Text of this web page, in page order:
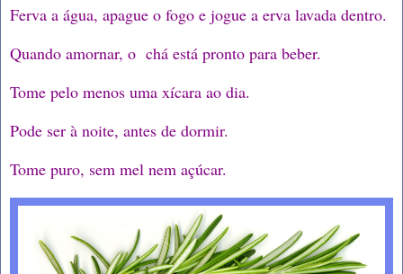
Ferva a água, apague o fogo e jogue a erva lavada dentro.
Quando amornar, o chá está pronto para beber.
Tome pelo menos uma xícara ao dia.
Pode ser à noite, antes de dormir.
Tome puro, sem mel nem açúcar.